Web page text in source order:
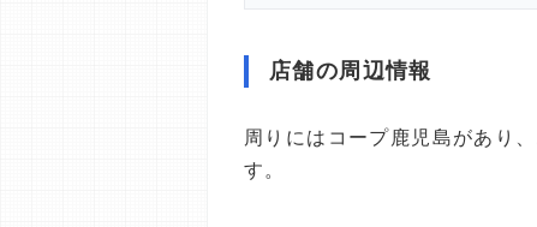
店舗の周辺情報
周りにはコープ鹿児島があり
す。